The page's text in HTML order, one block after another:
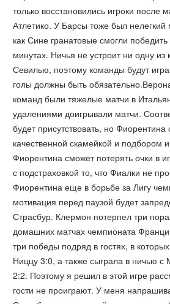
только восстановились игроки после
Атлетико. У Барсы тоже был нелегкий
как Сине гранатовые смогли
минутах. Ничья не устроит ни одну
Севилью, поэтому команды будут
голы должны быть
команд были тяжелые матчи в
удалениями доигрывали матчи.
будет присутствовать, но
качественной скамейкой и подбором
Фиорентина сможет потерять очки в
с подстраховкой то, что Фиалки не
Фиорентина еще в борьбе за Лигу
мотивация перед паузой будет
Страсбур. Клермон потерпел три
домашних матчах чемпионата
три победы подряд в гостях, в
Ниццу 3:0, а также сыграла в ничью
2:2. Поэтому я решил в этой игре
гости не проиграют. У меня